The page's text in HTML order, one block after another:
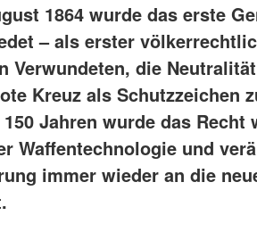
1864 wurde das erste
– als erster
Verwundeten, die
Kreuz als Schutzzeichen
Jahren wurde das
Waffentechnologie und
immer wieder an die